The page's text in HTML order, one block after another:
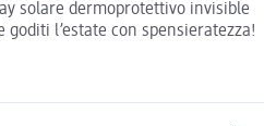
solare dermoprotettivo invisible
goditi l’estate con spensieratezza!